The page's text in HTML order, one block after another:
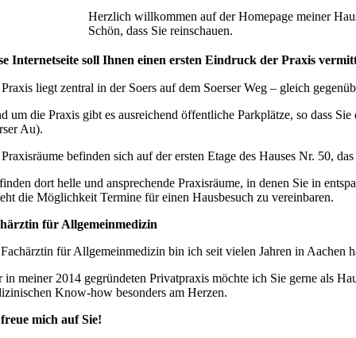
Herzlich willkommen auf der Homepage meiner
Schön, dass Sie reinschauen.
Internetseite soll Ihnen einen ersten Eindruck der Praxis
liegt zentral in der Soers auf dem Soerser Weg – gleich
um die Praxis gibt es ausreichend öffentliche Parkplätze, so dass
Au).
befinden sich auf der ersten Etage des Hauses Nr. 50,
dort helle und ansprechende Praxisräume, in denen Sie in
die Möglichkeit Termine für einen Hausbesuch zu vereinbaren.
für Allgemeinmedizin
für Allgemeinmedizin bin ich seit vielen Jahren in Aachen
in meiner 2014 gegründeten Privatpraxis möchte ich Sie gerne als
Know-how besonders am Herzen.
mich auf Sie!